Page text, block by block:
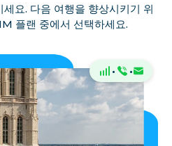
요. 다음 여행을 향상시키기 위
플랜 중에서 선택하세요.
· ·